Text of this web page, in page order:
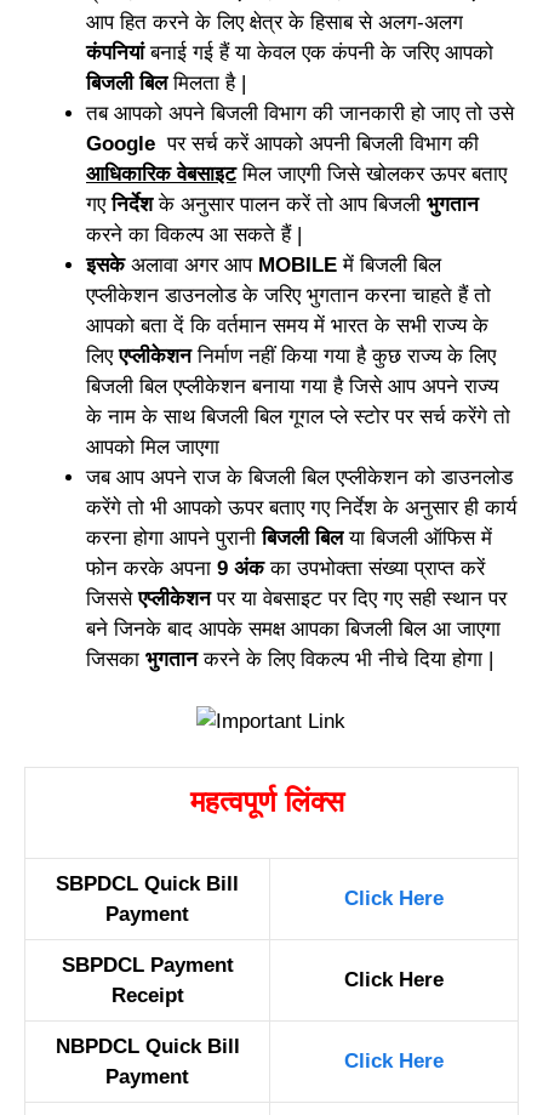
आप हित करने के लिए क्षेत्र के हिसाब से अलग-अलग
कंपनियांबनाई गई हैं या केवल एक कंपनी के जरिए आपको
बिजली बिलमिलता है |
तब आपको अपने बिजली विभाग की जानकारी हो जाए तो उसे
Google पर सर्च करें आपको अपनी बिजली विभाग की
आधिकारिक वेबसाइटमिल जाएगी जिसे खोलकर ऊपर बताए
गएनिर्देशके अनुसार पालन करें तो आप बिजली भुगतान
करने का विकल्प आ सकते हैं |
इसकेअलावा अगर आपMOBILE में बिजली बिल
एप्लीकेशन डाउनलोड के जरिए भुगतान करना चाहते हैं तो
आपको बता दें कि वर्तमान समय में भारत के सभी राज्य के
लिएएप्लीकेशननिर्माण नहीं किया गया है कुछ राज्य के लिए
बिजली बिल एप्लीकेशन बनाया गया है जिसे आप अपने राज्य
के नाम के साथ बिजली बिल गूगल प्ले स्टोर पर सर्च करेंगे तो
आपको मिल जाएगा
जब आप अपने राज के बिजली बिल एप्लीकेशन को डाउनलोड
करेंगे तो भी आपको ऊपर बताए गए निर्देश के अनुसार ही कार्य
करना होगा आपने पुरानी बिजली बिलया बिजली ऑफिस में
फोन करके अपना 9 अंकका उपभोक्ता संख्या प्राप्त करें
जिससेएप्लीकेशनपर या वेबसाइट पर दिए गए सही स्थान पर
बने जिनके बाद आपके समक्ष आपका बिजली बिल आ जाएगा
जिसका भुगतानकरने के लिए विकल्प भी नीचे दिया होगा |
महत्वपूर्ण लिंक्स
SBPDCL Quick Bill
Payment
Click Here
SBPDCL Payment
Receipt
Click Here
NBPDCL Quick Bill
Payment
Click Here